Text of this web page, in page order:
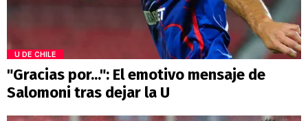
U DE CHILE
"Gracias por...": El emotivo mensaje de
Salomoni tras dejar la U